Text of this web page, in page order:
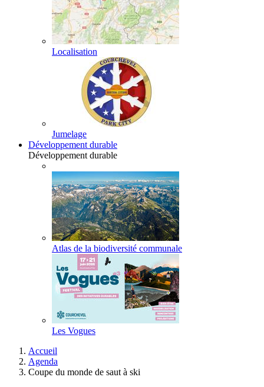
Localisation
Jumelage
Développement durable
Développement durable
Atlas de la biodiversité communale
Les Vogues
Accueil
Agenda
Coupe du monde de saut à ski